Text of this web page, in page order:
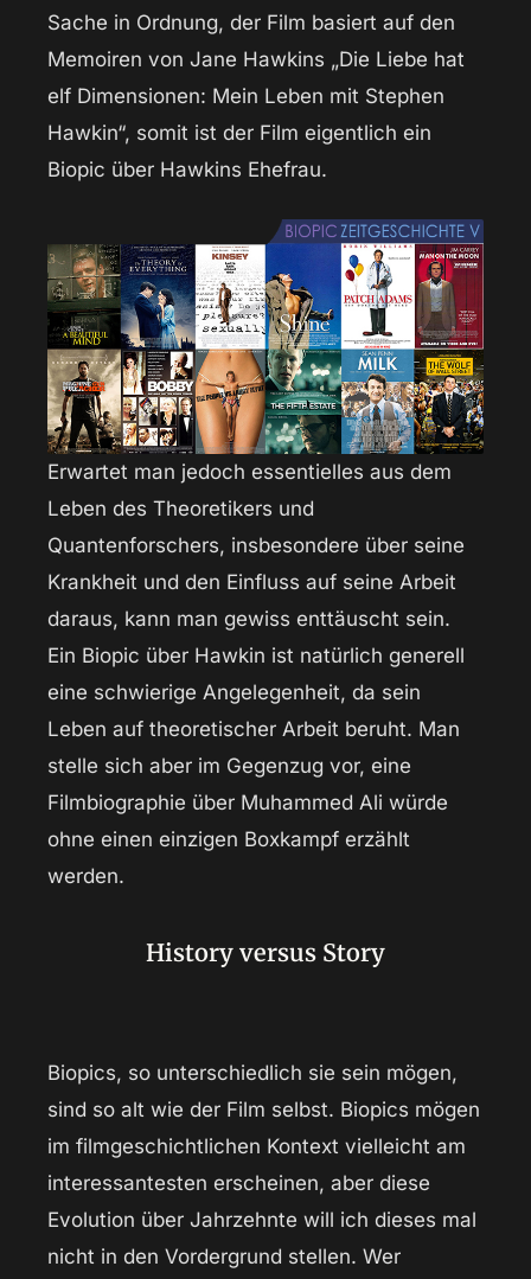
Sache in Ordnung, der Film basiert auf den
Memoiren von Jane Hawkins „Die Liebe hat
elf Dimensionen: Mein Leben mit Stephen
Hawkin“, somit ist der Film eigentlich ein
Biopic über Hawkins Ehefrau.
Erwartet man jedoch essentielles aus dem
Leben des Theoretikers und
Quantenforschers, insbesondere über seine
Krankheit und den Einfluss auf seine Arbeit
daraus, kann man gewiss enttäuscht sein.
Ein Biopic über Hawkin ist natürlich generell
eine schwierige Angelegenheit, da sein
Leben auf theoretischer Arbeit beruht. Man
stelle sich aber im Gegenzug vor, eine
Filmbiographie über Muhammed Ali würde
ohne einen einzigen Boxkampf erzählt
werden.
History versus Story
Biopics, so unterschiedlich sie sein mögen,
sind so alt wie der Film selbst. Biopics mögen
im filmgeschichtlichen Kontext vielleicht am
interessantesten erscheinen, aber diese
Evolution über Jahrzehnte will ich dieses mal
nicht in den Vordergrund stellen. Wer